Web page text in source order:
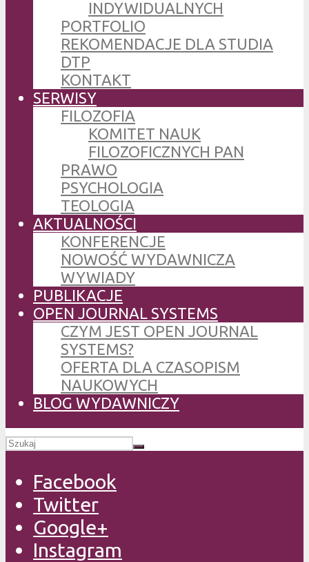
INDYWIDUALNYCH
PORTFOLIO
REKOMENDACJE DLA STUDIA
DTP
KONTAKT
SERWISY
FILOZOFIA
KOMITET NAUK
FILOZOFICZNYCH PAN
PRAWO
PSYCHOLOGIA
TEOLOGIA
AKTUALNOŚCI
KONFERENCJE
NOWOŚĆ WYDAWNICZA
WYWIADY
PUBLIKACJE
OPEN JOURNAL SYSTEMS
CZYM JEST OPEN JOURNAL
SYSTEMS?
OFERTA DLA CZASOPISM
NAUKOWYCH
BLOG WYDAWNICZY
Facebook
Twitter
Google+
Instagram